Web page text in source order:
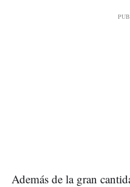
Además de la gran